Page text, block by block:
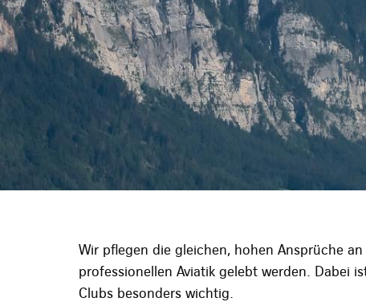
Wir pflegen die gleichen, hohen Ansprüche
professionellen Aviatik gelebt werden. Dabei
Clubs besonders wichtig.